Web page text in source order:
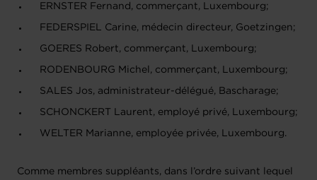
ERNSTER Fernand, commerçant, Luxembourg;
FEDERSPIEL Carine, médecin directeur, Goetzingen;
GOERES Robert, commerçant, Luxembourg;
RODENBOURG Michel, commerçant, Luxembourg;
SALES Jos, administrateur-délégué, Bascharage;
SCHONCKERT Laurent, employé privé, Luxembourg;
WELTER Marianne, employée privée, Luxembourg.
Comme membres suppléants, dans l’ordre suivant lequel